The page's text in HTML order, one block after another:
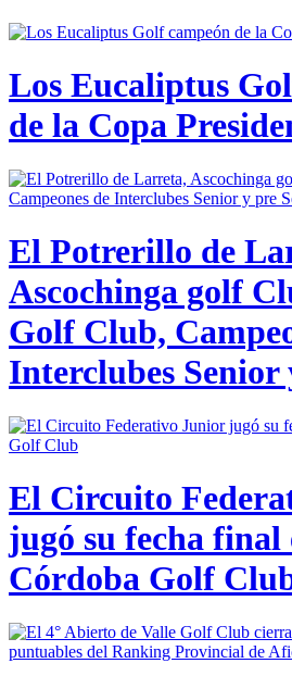
Los Eucaliptus
de la Copa
El Potrerillo de
Ascochinga golf
Golf Club,
Interclubes Senior
El Circuito
jugó su fecha final
Córdoba Golf